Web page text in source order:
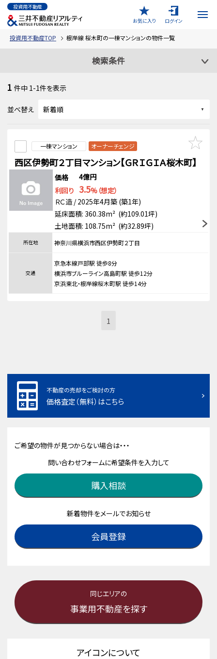
投資用不動産
お気に入り
ログイン
投資用不動産TOP 根岸線 桜木町の一棟マンションの物件一覧
検索条件
1 件中 1-1件を表示
並べ替え
一棟マンション オーナーチェンジ
西区伊勢町２丁目マンション【ＧＲＩＧＩＡ桜木町】
価格
4億円
利回り 3.5%（想定）
ＲＣ造 / 2025年4月築 (築1年)
延床面積: 360.38m² (約109.01坪)
土地面積: 108.75m² (約32.89坪)
所在地 神奈川県横浜市西区伊勢町２丁目
交通
京急本線戸部駅 徒歩8分
横浜市ブルーライン高島町駅 徒歩12分
京浜東北・根岸線桜木町駅 徒歩14分
1
不動産の売却をご検討の方
価格査定（無料）はこちら
ご希望の物件が見つからない場合は・・・
問い合わせフォームに希望条件を入力して
購入相談
新着物件をメールでお知らせ
会員登録
同じエリアの
事業用不動産を探す
アイコンについて